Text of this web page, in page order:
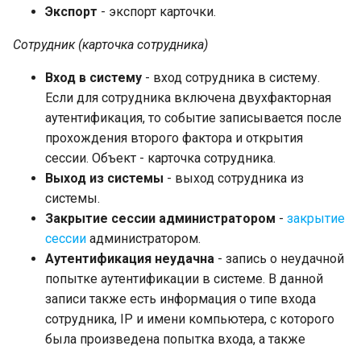
Экспорт - экспорт карточки.
Сотрудник (карточка сотрудника)
Вход в систему - вход сотрудника в систему.
Если для сотрудника включена двухфакторная
аутентификация, то событие записывается после
прохождения второго фактора и открытия
сессии. Объект - карточка сотрудника.
Выход из системы - выход сотрудника из
системы.
Закрытие сессии администратором - закрытие
сессии администратором.
Аутентификация неудачна - запись о неудачной
попытке аутентификации в системе. В данной
записи также есть информация о типе входа
сотрудника, IP и имени компьютера, с которого
была произведена попытка входа, а также